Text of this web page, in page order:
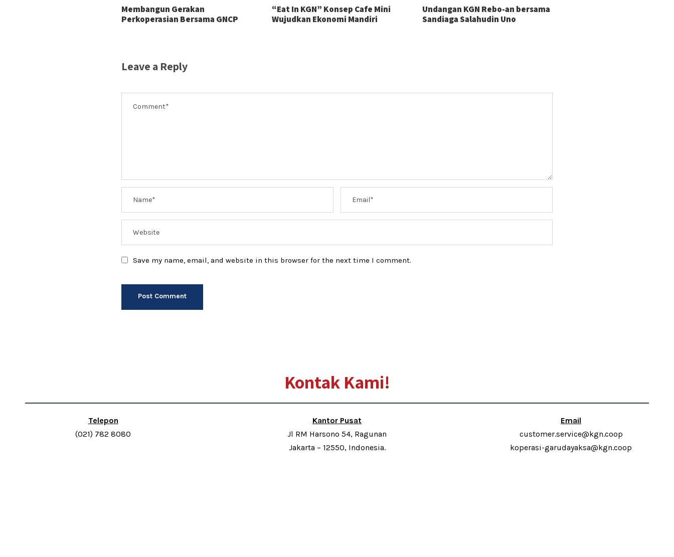
Membangun Gerakan
Perkoperasian Bersama GNCP
“Eat In KGN” Konsep Cafe Mini
Wujudkan Ekonomi Mandiri
Undangan KGN Rebo-an bersama
Sandiaga Salahudin Uno
Leave a Reply
Save my name, email, and website in this browser for the next time I comment.
Kontak Kami!
Telepon
(021) 782 8080
Kantor Pusat
Jl RM Harsono 54, Ragunan
Jakarta – 12550, Indonesia.
Email
customer.service@kgn.coop
koperasi-garudayaksa@kgn.coop